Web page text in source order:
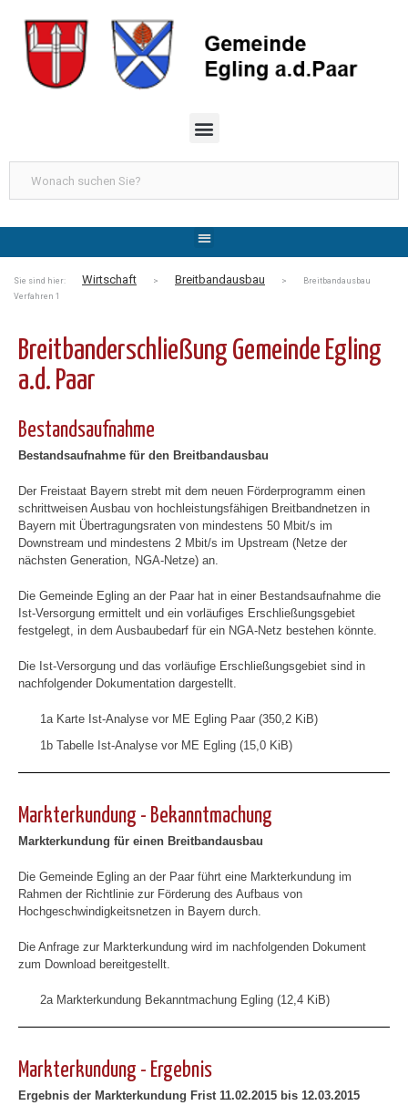
Sie sind hier: Wirtschaft > Breitbandausbau > Breitbandausbau
Verfahren 1
Breitbanderschließung Gemeinde Egling
a.d. Paar
Bestandsaufnahme
Bestandsaufnahme für den Breitbandausbau
Der Freistaat Bayern strebt mit dem neuen Förderprogramm einen
schrittweisen Ausbau von hochleistungsfähigen Breitbandnetzen in
Bayern mit Übertragungsraten von mindestens 50 Mbit/s im
Downstream und mindestens 2 Mbit/s im Upstream (Netze der
nächsten Generation, NGA-Netze) an.
Die Gemeinde Egling an der Paar hat in einer Bestandsaufnahme die
Ist-Versorgung ermittelt und ein vorläufiges Erschließungsgebiet
festgelegt, in dem Ausbaubedarf für ein NGA-Netz bestehen könnte.
Die Ist-Versorgung und das vorläufige Erschließungsgebiet sind in
nachfolgender Dokumentation dargestellt.
1a Karte Ist-Analyse vor ME Egling Paar (350,2 KiB)
1b Tabelle Ist-Analyse vor ME Egling (15,0 KiB)
Markterkundung - Bekanntmachung
Markterkundung für einen Breitbandausbau
Die Gemeinde Egling an der Paar führt eine Markterkundung im
Rahmen der Richtlinie zur Förderung des Aufbaus von
Hochgeschwindigkeitsnetzen in Bayern durch.
Die Anfrage zur Markterkundung wird im nachfolgenden Dokument
zum Download bereitgestellt.
2a Markterkundung Bekanntmachung Egling (12,4 KiB)
Markterkundung - Ergebnis
Ergebnis der Markterkundung Frist 11.02.2015 bis 12.03.2015